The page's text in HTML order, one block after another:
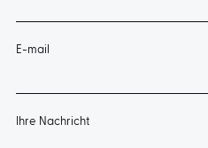
E-mail
Ihre Nachricht